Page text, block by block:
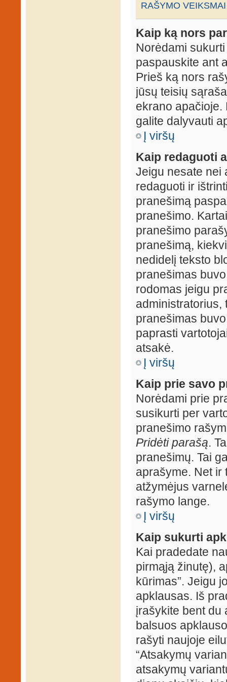
RAŠYMO VEIKSMAI
Kaip ką nors
Norėdami
paspauskite ant
Prieš ką nors
jūsų teisių
ekrano apačioje.
galite dalyvauti
Į viršų
Kaip redaguoti
Jeigu nesate nei
redaguoti ir
pranešimą
pranešimo.
pranešimo
pranešimą,
nedidelį teksto
pranešimas
rodomas jeigu
administratorius,
pranešimas
paprasti
atsakė.
Į viršų
Kaip prie savo
Norėdami prie
susikurti per
pranešimo
Pridėti parašą.
pranešimų. Tai
aprašyme. Net ir
atžymėjus
rašymo lange.
Į viršų
Kaip sukurti
Kai pradedate
pirmąją žinutę),
kūrimas”. Jeigu
apklausas. Iš
įrašykite bent du
balsuos
rašyti naujoje
“Atsakymų
atsakymų